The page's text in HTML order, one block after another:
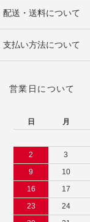
配送・送料について
支払い方法について
営業日について
日
月
2
3
9
10
16
17
23
24